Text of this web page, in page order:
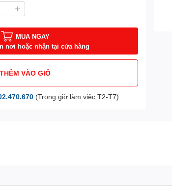
MUA NGAY
nơi hoặc nhận tại cửa hàng
THÊM VÀO GIỎ
(Trong giờ làm việc T2-T7)